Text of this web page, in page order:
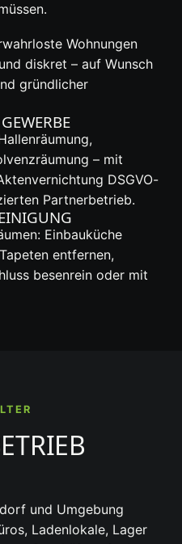
Wohnungen
diskret – auf Wunsch
gründlicher
– mit
DSGVO-
Partnerbetrieb.
Einbauküche
entfernen,
besenrein oder mit
und Umgebung
Ladenlokale, Lager